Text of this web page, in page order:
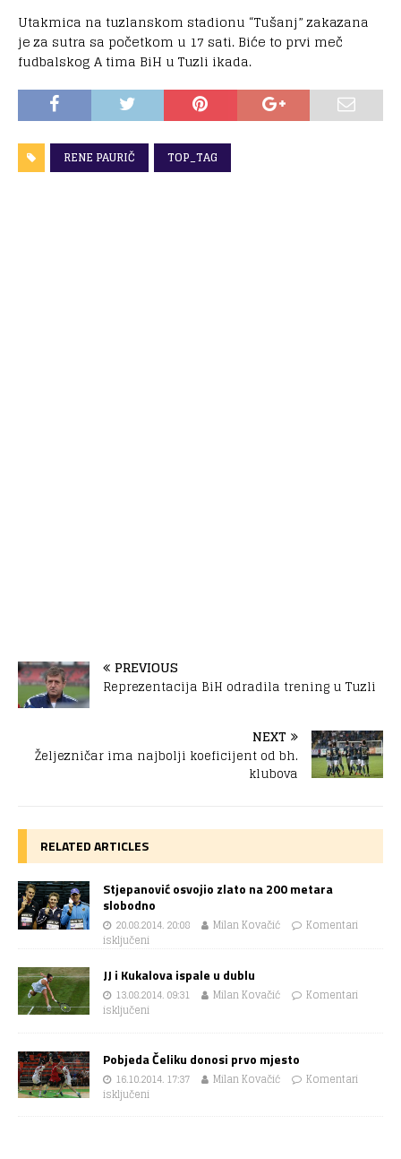
Utakmica na tuzlanskom stadionu “Tušanj” zakazana
je za sutra sa početkom u 17 sati. Biće to prvi meč
fudbalskog A tima BiH u Tuzli ikada.
RENE PAURIČ TOP_TAG
PREVIOUS
Reprezentacija BiH odradila trening u Tuzli
NEXT
Željezničar ima najbolji koeficijent od bh.
klubova
RELATED ARTICLES
Stjepanović osvojio zlato na 200 metara
slobodno
20.08.2014. 20:08 Milan Kovačić
Komentari
isključeni
JJ i Kukalova ispale u dublu
13.08.2014. 09:31 Milan Kovačić
Komentari
isključeni
Pobjeda Čeliku donosi prvo mjesto
16.10.2014. 17:37 Milan Kovačić
Komentari
isključeni